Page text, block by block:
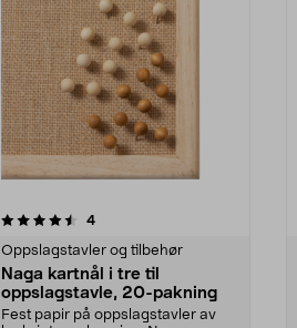
4anmeldelser
Oppslagstavler og tilbehør
Naga kartnål i tre til
oppslagstavle, 20-pakning
Fest papir på oppslagstavler av
4.0 av 5 stjerner